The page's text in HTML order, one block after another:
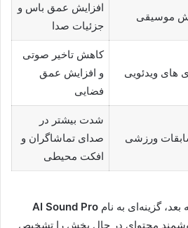
موسیقی
افزایش عمق باس و
جزئیات صدا
های ویدئویی
کاهش تاخیر صوتی
و افزایش عمق
فضایی
ورزشی
شدت بیشتر در
صدای تماشاگران و
افکت محیطی
AI Sound Pro
محتوای در حال پخش را تشخیص